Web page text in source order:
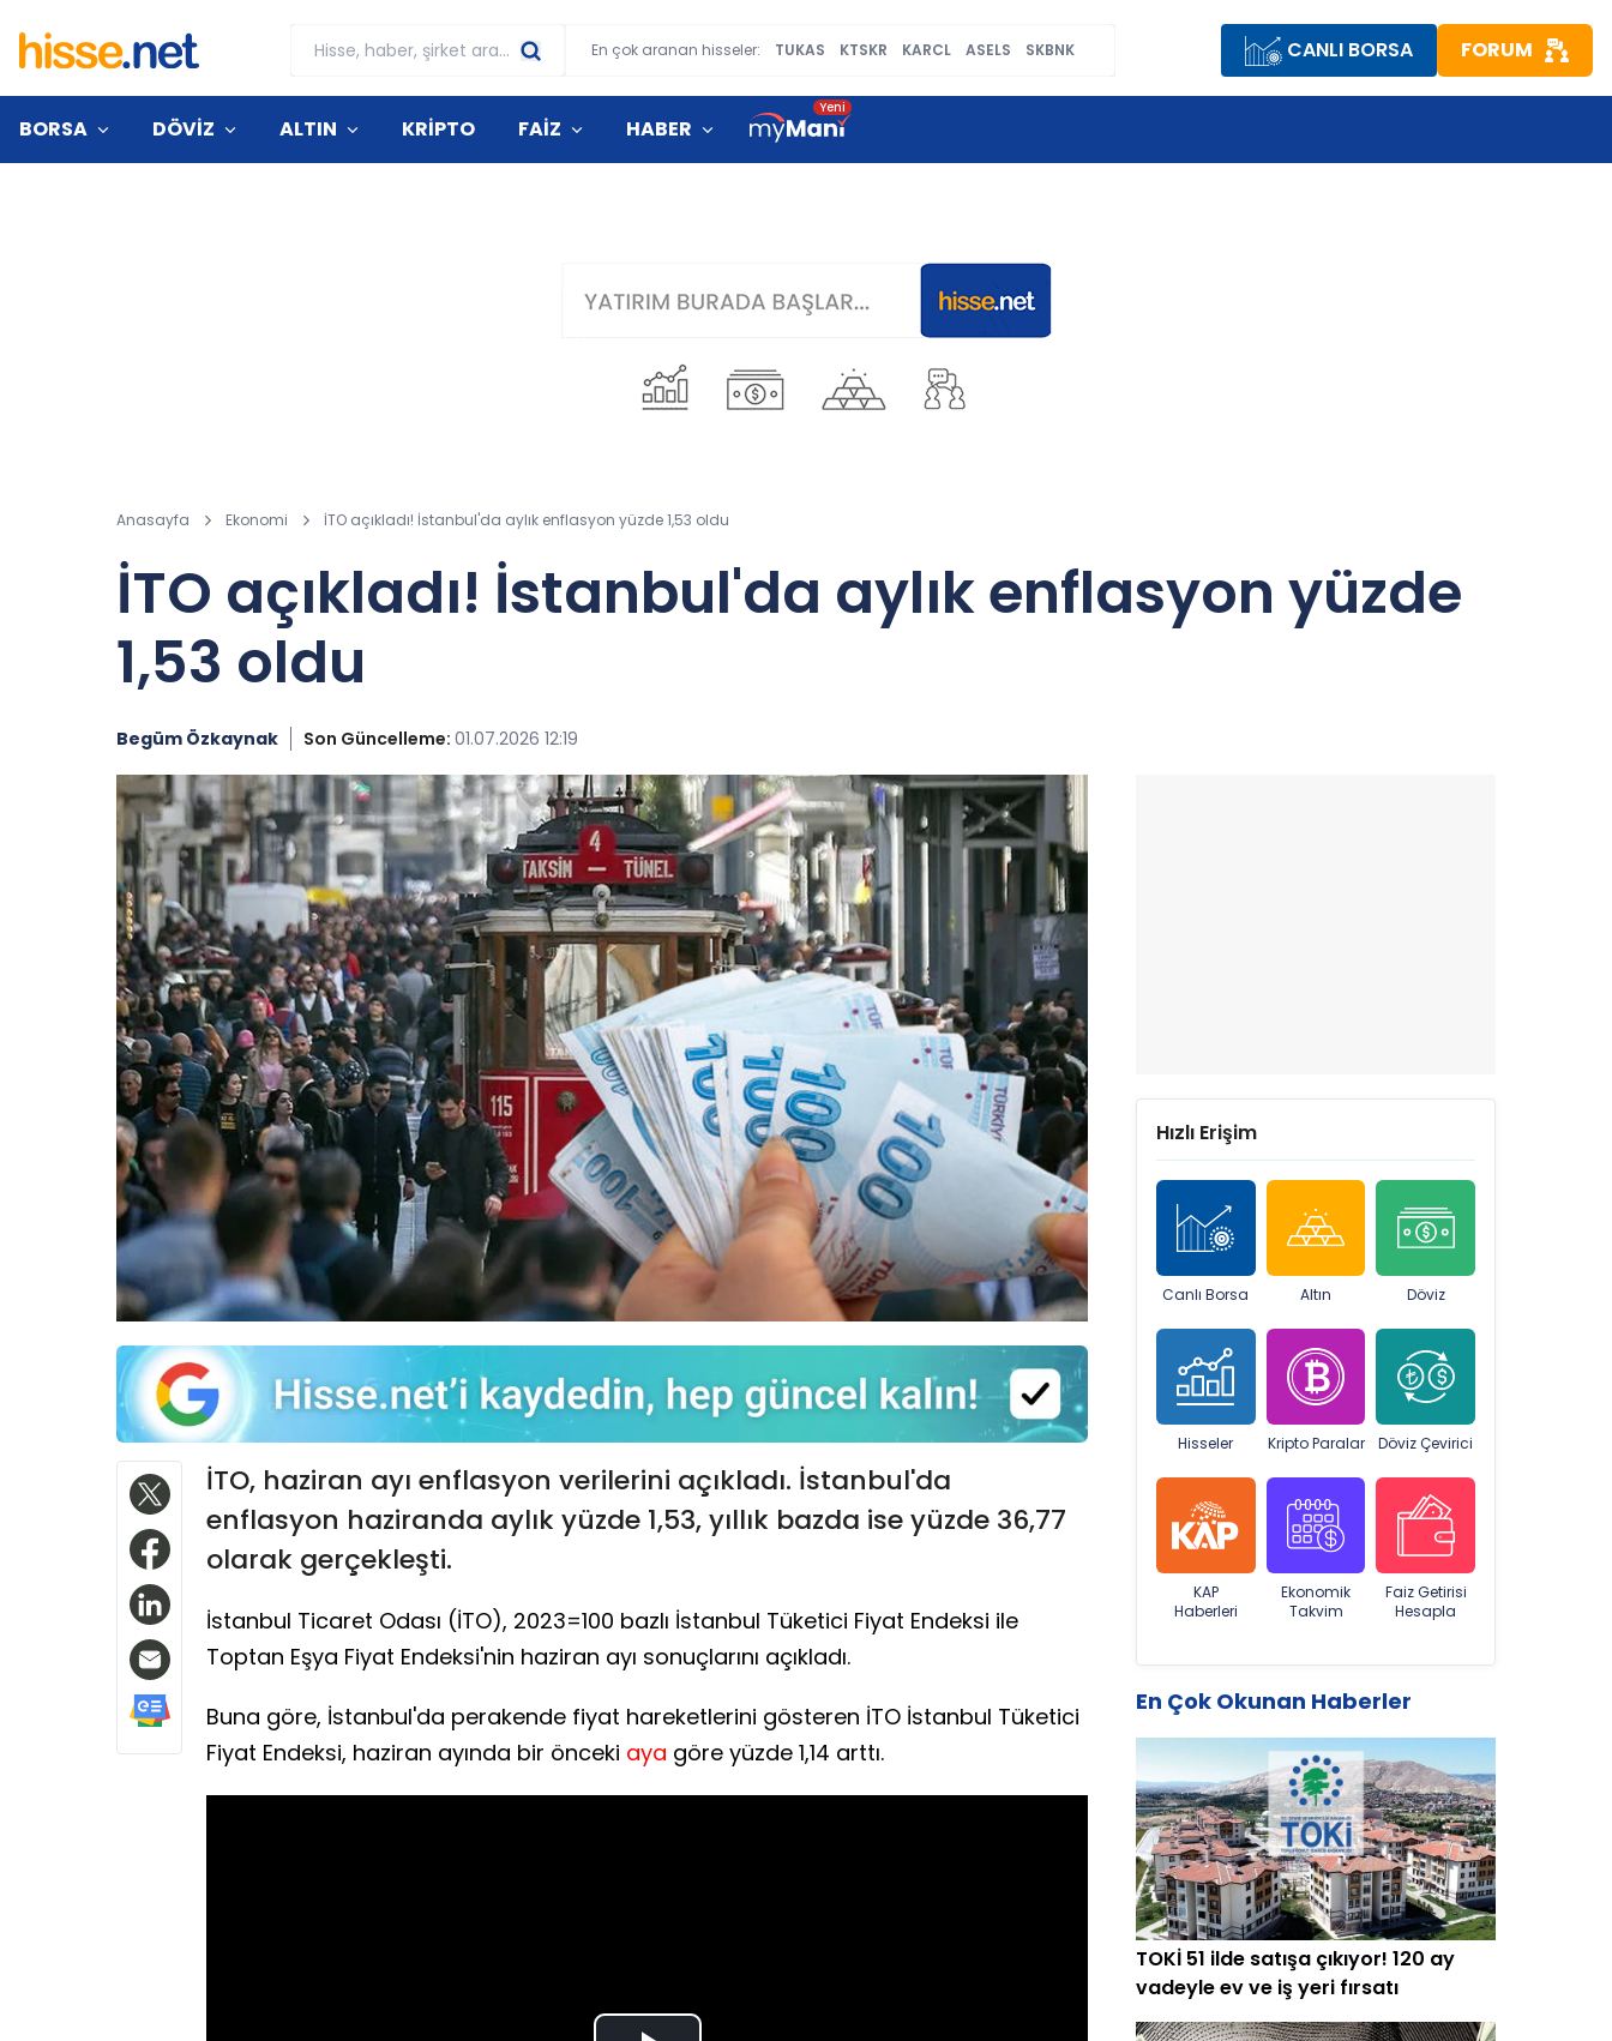
En çok aranan hisseler: TUKAS KTSKR KARCL ASELS SKBNK CANLI BORSA FORUM
BORSA DÖVİZ ALTIN KRİPTO FAİZ HABER
Anasayfa Ekonomi İTO açıkladı! İstanbul'da aylık enflasyon yüzde 1,53 oldu
İTO açıkladı! İstanbul'da aylık enflasyon yüzde
1,53 oldu
Begüm Özkaynak Son Güncelleme: 01.07.2026 12:19
İTO, haziran ayı enflasyon verilerini açıkladı. İstanbul'da
enflasyon haziranda aylık yüzde 1,53, yıllık bazda ise yüzde 36,77
olarak gerçekleşti.
İstanbul Ticaret Odası (İTO), 2023=100 bazlı İstanbul Tüketici Fiyat Endeksi ile
Toptan Eşya Fiyat Endeksi'nin haziran ayı sonuçlarını açıkladı.
Buna göre, İstanbul'da perakende fiyat hareketlerini gösteren İTO İstanbul Tüketici
Fiyat Endeksi, haziran ayında bir önceki aya göre yüzde 1,14 arttı.
Hızlı Erişim
Canlı Borsa Altın Döviz
Hisseler Kripto Paralar Döviz Çevirici
KAP
Haberleri
Ekonomik
Takvim
Faiz Getirisi
Hesapla
En Çok Okunan Haberler
TOKİ 51 ilde satışa çıkıyor! 120 ay
vadeyle ev ve iş yeri fırsatı